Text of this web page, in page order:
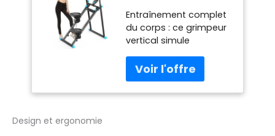
Machine
d'escalade
Verticale avec
résistance réglable
à 3 Niveaux,
entraînement
croisé avec écran
Entraînement complet
du corps : ce grimpeur
vertical simule
vous aide à développer
vos muscles
abdominaux.
Design et ergonomie